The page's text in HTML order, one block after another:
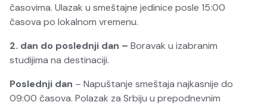
časovima. Ulazak u smeštajne jedinice posle 15:00
časova po lokalnom vremenu.
2. dan do poslednji dan – Boravak u izabranim
studijima na destinaciji.
Poslednji dan – Napuštanje smeštaja najkasnije do
09:00 časova. Polazak za Srbiju u prepodnevnim